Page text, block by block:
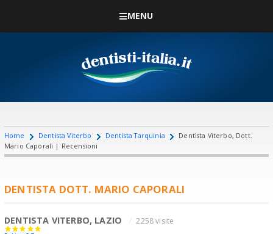
MENU
Home Dentista Viterbo Dentista Tarquinia
Dentista Viterbo, Dott.
Mario Caporali | Recensioni
DENTISTA DOTT. MARIO CAPORALI
DENTISTA VITERBO, LAZIO 2258 visite